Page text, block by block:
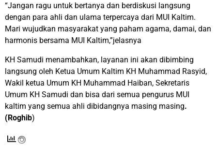
“Jangan ragu untuk bertanya dan berdiskusi langsung
dengan para ahli dan ulama terpercaya dari MUI Kaltim.
Mari wujudkan masyarakat yang paham agama, damai, dan
harmonis bersama MUI Kaltim,”jelasnya
KH Samudi menambahkan, layanan ini akan dibimbing
langsung oleh Ketua Umum Kaltim KH Muhammad Rasyid,
Wakil ketua Umum KH Muhammad Haiban, Sekretaris
Umum KH Samudi dan bisa dari semua pengurus MUI
kaltim yang semua ahli dibidangnya masing masing.
(Roghib)